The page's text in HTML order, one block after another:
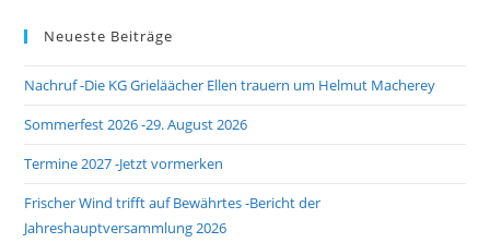
Neueste Beiträge
Nachruf -Die KG Grieläächer Ellen trauern um Helmut Macherey
Sommerfest 2026 -29. August 2026
Termine 2027 -Jetzt vormerken
Frischer Wind trifft auf Bewährtes -Bericht der
Jahreshauptversammlung 2026